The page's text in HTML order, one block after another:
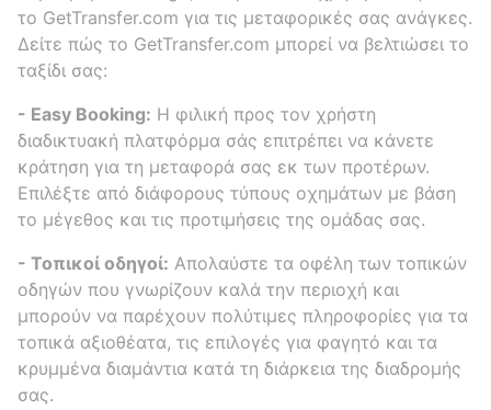
το GetTransfer.com για τις μεταφορικές σας ανάγκες.
Δείτε πώς το GetTransfer.com μπορεί να βελτιώσει το
ταξίδι σας:
- Easy Booking: Η φιλική προς τον χρήστη
διαδικτυακή πλατφόρμα σάς επιτρέπει να κάνετε
κράτηση για τη μεταφορά σας εκ των προτέρων.
Επιλέξτε από διάφορους τύπους οχημάτων με βάση
το μέγεθος και τις προτιμήσεις της ομάδας σας.
- Τοπικοί οδηγοί: Απολαύστε τα οφέλη των τοπικών
οδηγών που γνωρίζουν καλά την περιοχή και
μπορούν να παρέχουν πολύτιμες πληροφορίες για τα
τοπικά αξιοθέατα, τις επιλογές για φαγητό και τα
κρυμμένα διαμάντια κατά τη διάρκεια της διαδρομής
σας.